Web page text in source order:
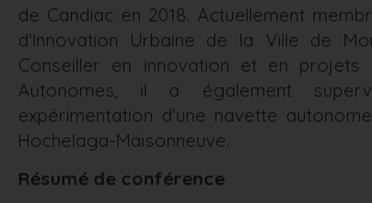
de Candiac en 2018. Actuellement
d'Innovation Urbaine de la Ville de
Conseiller en innovation et en projets
Autonomes, il a également
expérimentation d'une navette
Hochelaga-Maisonneuve.
Résumé de conférence